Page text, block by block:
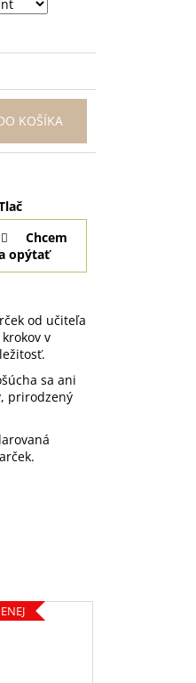
KOŠÍKA
Chcem
opýtať
od učiteľa
v
sa ani
prirodzený